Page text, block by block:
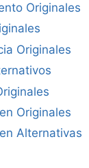
Originales
Originales
Originales
Alternativas